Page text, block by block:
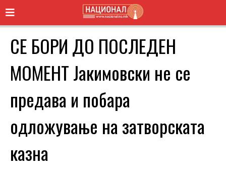
СЕ БОРИ ДО ПОСЛЕДЕН
МОМЕНТ Јакимовски не се
предава и побара
одложување на затворската
казна